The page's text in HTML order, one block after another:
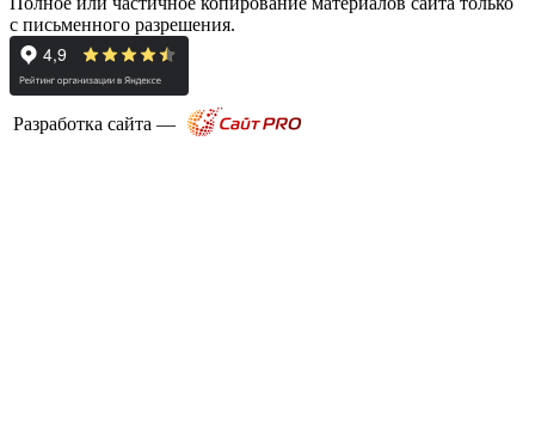
с письменного разрешения.
Разработка сайта —